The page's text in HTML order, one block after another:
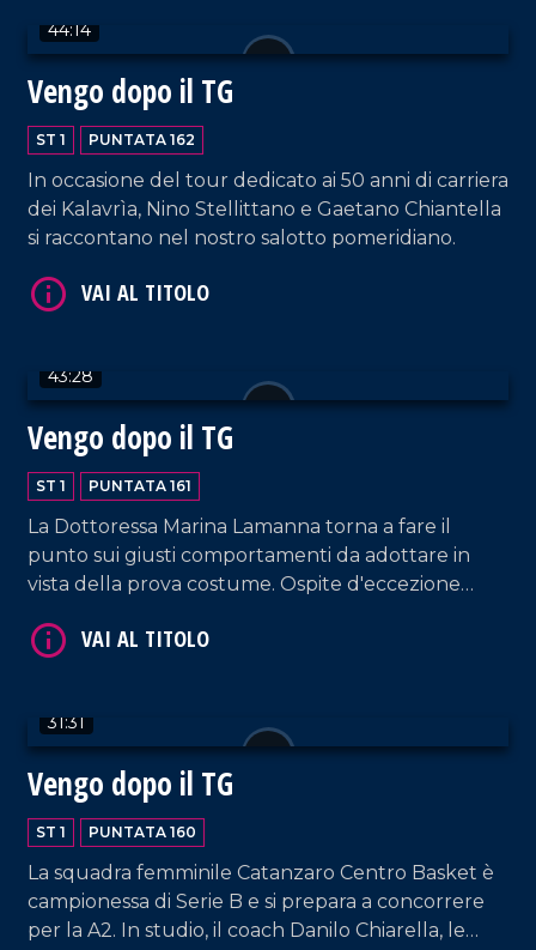
44:14
Vengo dopo il TG
ST 1 PUNTATA 162
In occasione del tour dedicato ai 50 anni di carriera
dei Kalavrìa, Nino Stellittano e Gaetano Chiantella
si raccontano nel nostro salotto pomeridiano.
43:28
Vengo dopo il TG
ST 1 PUNTATA 161
La Dottoressa Marina Lamanna torna a fare il
punto sui giusti comportamenti da adottare in
vista della prova costume. Ospite d'eccezione
estati italiane degli anni 2000 e precorritrice
VAI AL TITOLO
31:31
Vengo dopo il TG
ST 1 PUNTATA 160
La squadra femminile Catanzaro Centro Basket è
campionessa di Serie B e si prepara a concorrere
per la A2. In studio, il coach Danilo Chiarella, le
VAI AL TITOLO
VAI AL TITOLO
VAI AL TITOLO